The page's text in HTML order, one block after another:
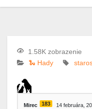
1.58K zobrazenie
🐍 Hady
Mirec 183 14 februára,